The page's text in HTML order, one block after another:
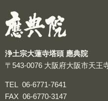
つぶやき
浄土宗大蓮寺塔頭 應典院
〒543-0076 大阪府大阪市天王
TEL 06-6771-7641
FAX 06-6770-3147